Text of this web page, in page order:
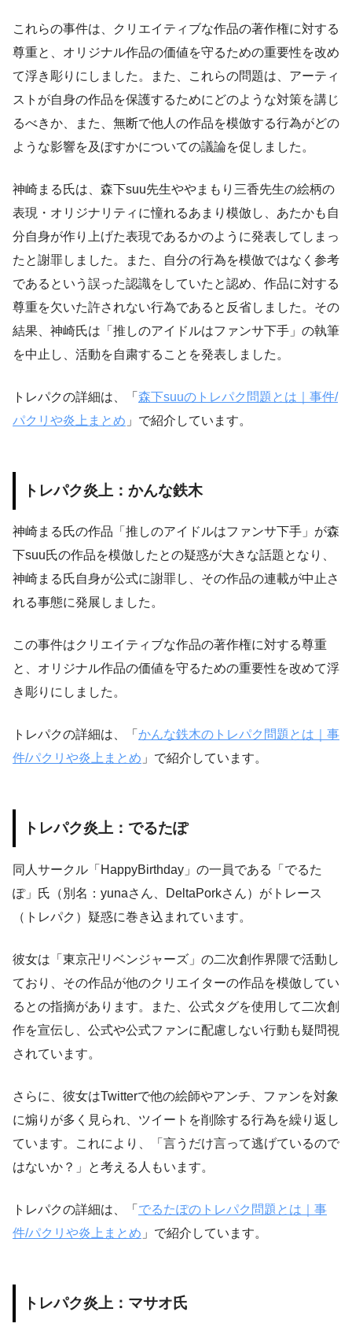
これらの事件は、クリエイティブな作品の著作権に対する
尊重と、オリジナル作品の価値を守るための重要性を改め
て浮き彫りにしました。また、これらの問題は、アーティ
ストが自身の作品を保護するためにどのような対策を講じ
るべきか、また、無断で他人の作品を模倣する行為がどの
ような影響を及ぼすかについての議論を促しました。
神崎まる氏は、森下suu先生ややまもり三香先生の絵柄の
表現・オリジナリティに憧れるあまり模倣し、あたかも自
分自身が作り上げた表現であるかのように発表してしまっ
たと謝罪しました。また、自分の行為を模倣ではなく参考
であるという誤った認識をしていたと認め、作品に対する
尊重を欠いた許されない行為であると反省しました。その
結果、神崎氏は「推しのアイドルはファンサ下手」の執筆
を中止し、活動を自粛することを発表しました。
トレパクの詳細は、「 森下suuのトレパク問題とは｜事件/
パクリや炎上まとめ 」で紹介しています。
トレパク炎上：かんな鉄木
神崎まる氏の作品「推しのアイドルはファンサ下手」が森
下suu氏の作品を模倣したとの疑惑が大きな話題となり、
神崎まる氏自身が公式に謝罪し、その作品の連載が中止さ
れる事態に発展しました。
この事件はクリエイティブな作品の著作権に対する尊重
と、オリジナル作品の価値を守るための重要性を改めて浮
き彫りにしました。
トレパクの詳細は、「 かんな鉄木のトレパク問題とは｜事
件/パクリや炎上まとめ 」で紹介しています。
トレパク炎上：でるたぽ
同人サークル「HappyBirthday」の一員である「でるた
ぽ」氏（別名：yunaさん、DeltaPorkさん）がトレース
（トレパク）疑惑に巻き込まれています。
彼女は「東京卍リベンジャーズ」の二次創作界隈で活動し
ており、その作品が他のクリエイターの作品を模倣してい
るとの指摘があります。また、公式タグを使用して二次創
作を宣伝し、公式や公式ファンに配慮しない行動も疑問視
されています。
さらに、彼女はTwitterで他の絵師やアンチ、ファンを対象
に煽りが多く見られ、ツイートを削除する行為を繰り返し
ています。これにより、「言うだけ言って逃げているので
はないか？」と考える人もいます。
トレパクの詳細は、「 でるたぽのトレパク問題とは｜事
件/パクリや炎上まとめ 」で紹介しています。
トレパク炎上：マサオ氏